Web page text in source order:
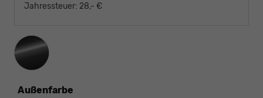
Jahressteuer: 28,- €
Außenfarbe